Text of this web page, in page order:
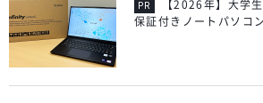
【2026年】大学
保証付きノートパソコ